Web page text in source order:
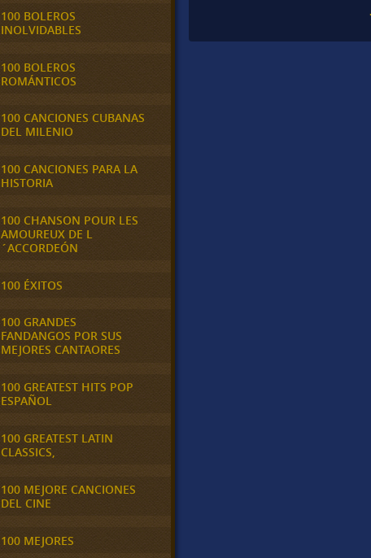
100 BOLEROS
INOLVIDABLES
100 BOLEROS
ROMÁNTICOS
100 CANCIONES CUBANAS
DEL MILENIO
100 CANCIONES PARA LA
HISTORIA
100 CHANSON POUR LES
AMOUREUX DE L
´ACCORDEÓN
100 ÉXITOS
100 GRANDES
FANDANGOS POR SUS
MEJORES CANTAORES
100 GREATEST HITS POP
ESPAÑOL
100 GREATEST LATIN
CLASSICS,
100 MEJORE CANCIONES
DEL CINE
100 MEJORES